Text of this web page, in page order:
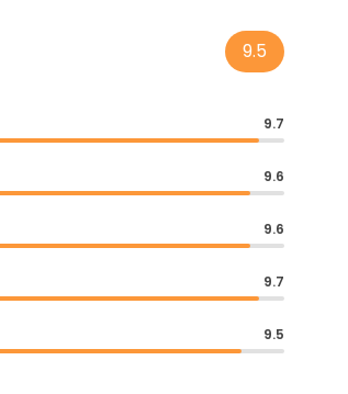
9.5
9.7
9.6
9.6
9.7
9.5